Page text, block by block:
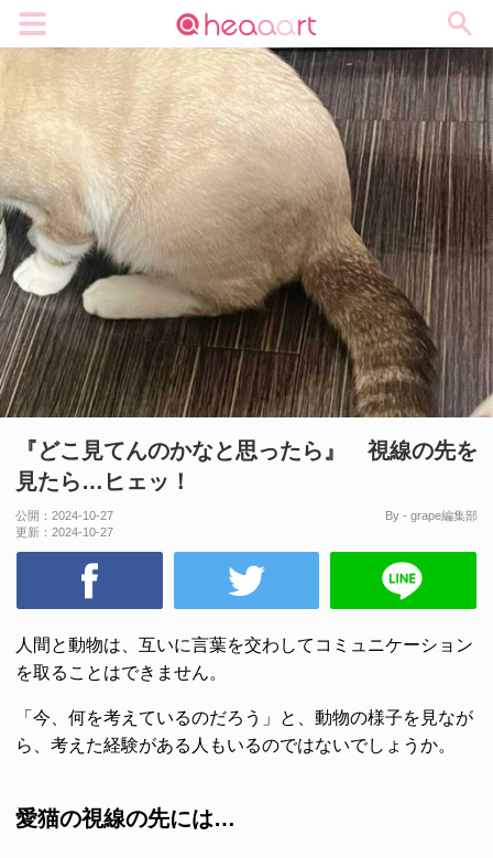
『どこ見てんのかなと思ったら』 視線の先を
見たら…ヒェッ！
公開： 2024-10-27
更新： 2024-10-27
By - grape編集部
人間と動物は、互いに言葉を交わしてコミュニケーション
を取ることはできません。
「今、何を考えているのだろう」と、動物の様子を見なが
ら、考えた経験がある人もいるのではないでしょうか。
愛猫の視線の先には…